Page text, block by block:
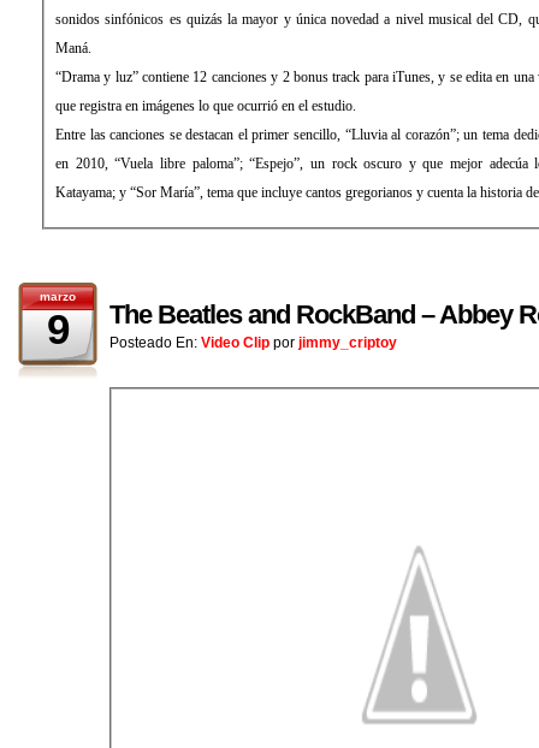
sonidos sinfónicos es quizás la mayor y única novedad a nivel musical del CD,
Maná.
“Drama y luz” contiene 12 canciones y 2 bonus track para iTunes, y se edita en
que registra en imágenes lo que ocurrió en el estudio.
Entre las canciones se destacan el primer sencillo, “Lluvia al corazón”; un tema
en 2010, “Vuela libre paloma”; “Espejo”, un rock oscuro y que mejor
Katayama; y “Sor María”, tema que incluye cantos gregorianos y cuenta la historia
marzo
9 The Beatles and RockBand – Abbey
Posteado En: Video Clip por jimmy_criptoy